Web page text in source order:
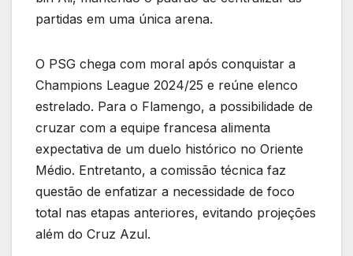
partidas em uma única arena.
O PSG chega com moral após conquistar a
Champions League 2024/25 e reúne elenco
estrelado. Para o Flamengo, a possibilidade de
cruzar com a equipe francesa alimenta
expectativa de um duelo histórico no Oriente
Médio. Entretanto, a comissão técnica faz
questão de enfatizar a necessidade de foco
total nas etapas anteriores, evitando projeções
além do Cruz Azul.